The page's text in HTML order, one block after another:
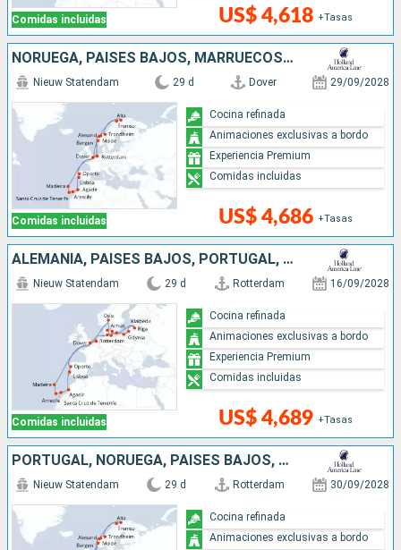
Comidas incluidas US$ 4,618 +Tasas
NORUEGA, PAISES BAJOS, MARRUECOS, REINO UNIDO, PORTUGAL
Comidas incluidas
Nieuw Statendam 29 d Dover 29/09/2028
US$ 4,686 +Tasas
Cocina refinada
Animaciones exclusivas a bordo
Experiencia Premium
Comidas incluidas
ALEMANIA, PAISES BAJOS, PORTUGAL, REINO UNIDO, LITUANIA, POLONIA, DINAMARCA, MARRUECOS, NORUEGA, LETONIA
Comidas incluidas
Nieuw Statendam 29 d Rotterdam 16/09/2028
US$ 4,689 +Tasas
Cocina refinada
Animaciones exclusivas a bordo
Experiencia Premium
Comidas incluidas
PORTUGAL, NORUEGA, PAISES BAJOS, REINO UNIDO, MARRUECOS
Nieuw Statendam 29 d Rotterdam 30/09/2028
Cocina refinada
Animaciones exclusivas a bordo